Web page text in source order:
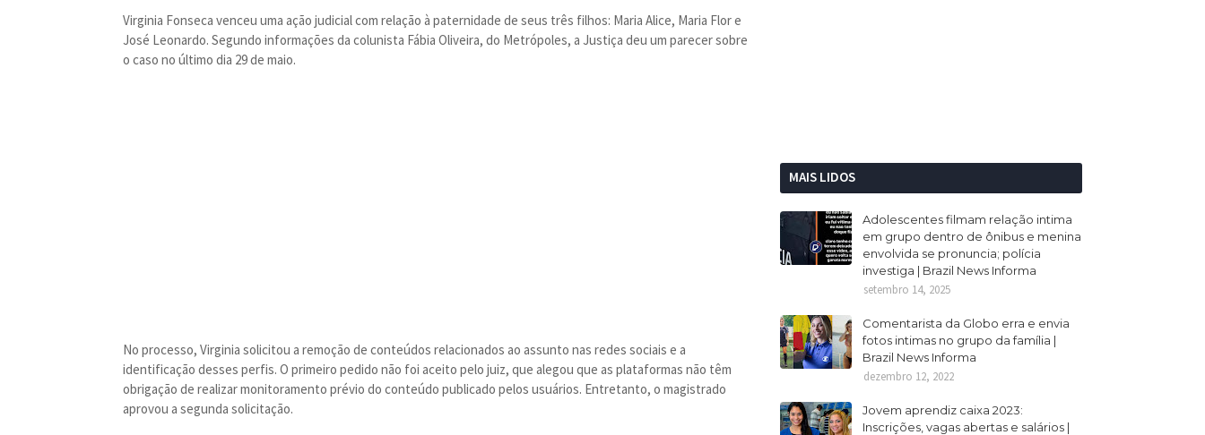
Virginia Fonseca venceu uma ação judicial com relação à paternidade de seus três filhos: Maria Alice, Maria Flor e
José Leonardo. Segundo informações da colunista Fábia Oliveira, do Metrópoles, a Justiça deu um parecer sobre
o caso no último dia 29 de maio.
No processo, Virginia solicitou a remoção de conteúdos relacionados ao assunto nas redes sociais e a
identificação desses perfis. O primeiro pedido não foi aceito pelo juiz, que alegou que as plataformas não têm
obrigação de realizar monitoramento prévio do conteúdo publicado pelos usuários. Entretanto, o magistrado
aprovou a segunda solicitação.
MAIS LIDOS
Adolescentes filmam relação intima
em grupo dentro de ônibus e menina
envolvida se pronuncia; polícia
investiga | Brazil News Informa
setembro 14, 2025
Comentarista da Globo erra e envia
fotos intimas no grupo da família |
Brazil News Informa
dezembro 12, 2022
Jovem aprendiz caixa 2023:
Inscrições, vagas abertas e salários |